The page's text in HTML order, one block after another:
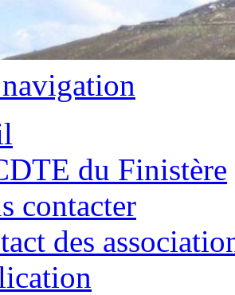
du Finistère
contacter
des